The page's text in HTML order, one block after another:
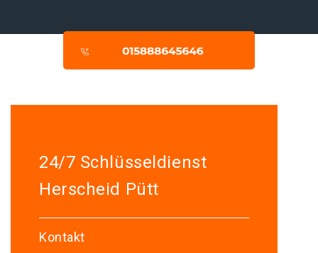
24/7 Schlüsseldienst
Herscheid Pütt
Kontakt